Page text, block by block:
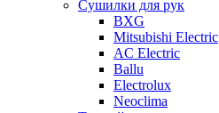
Сушилки для рук
BXG
Mitsubishi Electric
AC Electric
Ballu
Electrolux
Neoclima